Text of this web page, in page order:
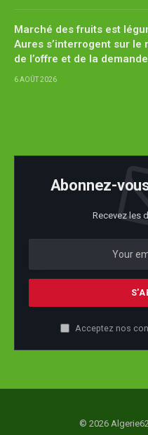
Marché des fruits est
Aures s’interrogent sur
de l’offre et de la demande
6 AOÛT 2026
Abonnez-
Recevez les
Acceptez nos
© 2026